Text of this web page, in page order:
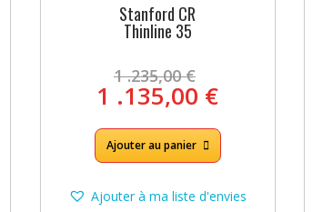
Stanford CR
Thinline 35
1 .235,00€ prix
initial
était :
1
.235,00 €.
1 .135,00 €Le
actuel
est :
.135,00 €.
Ajouter au panier
Ajouter à ma liste d'envies